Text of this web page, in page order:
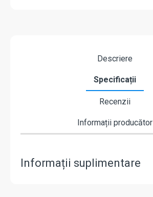
Descriere
Specificații
Recenzii
Informații producător
Informații suplimentare